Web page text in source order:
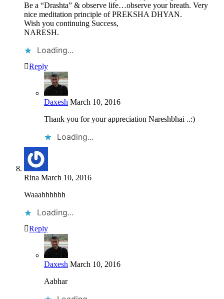
Be a “Drashta” & observe life…observe your breath. Very
nice meditation principle of PREKSHA DHYAN.
Wish you continuing Success,
NARESH.
Loading...
Reply
Daxesh March 10, 2016
Thank you for your appreciation Nareshbhai ..:)
Loading...
Rina March 10, 2016
Waaahhhhhh
Loading...
Reply
Daxesh March 10, 2016
Aabhar